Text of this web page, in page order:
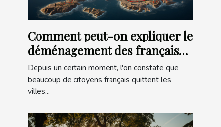
Comment peut-on expliquer le
déménagement des français
vers la Bretagne ?
Depuis un certain moment, l'on constate que
beaucoup de citoyens français quittent les
villes...